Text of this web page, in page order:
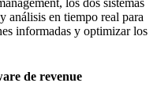
los dos sistemas
análisis en tiempo real para
informadas y optimizar los
de revenue